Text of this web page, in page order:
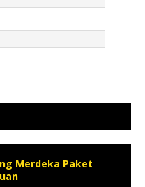
Merdeka Paket